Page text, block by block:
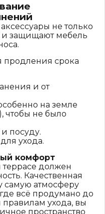
не только
и защищают мебель
продления срока
и от
на земле
чтобы не было
посуду.
ухода.
комфорт
должен
Качественная
самую атмосферу
всё продумано до
ухода, вы
пространство